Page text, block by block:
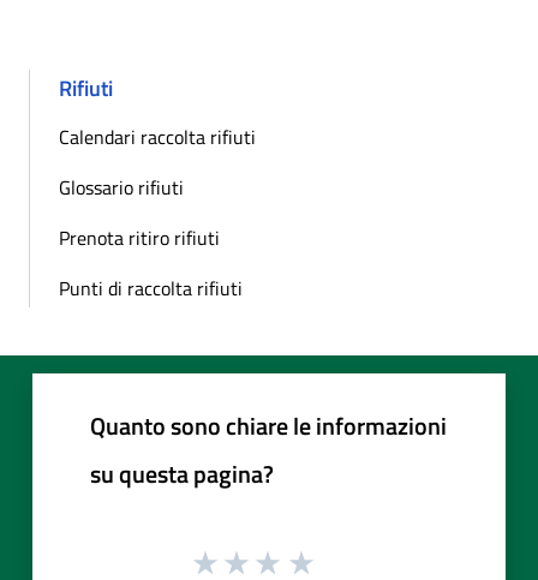
Rifiuti
Calendari raccolta rifiuti
Glossario rifiuti
Prenota ritiro rifiuti
Punti di raccolta rifiuti
Quanto sono chiare le informazioni
su questa pagina?